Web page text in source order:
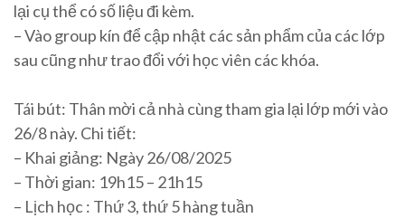
lại cụ thể có số liệu đi kèm.
– Vào group kín để cập nhật các sản phẩm của các lớp
sau cũng như trao đổi với học viên các khóa.
Tái bút: Thân mời cả nhà cùng tham gia lại lớp mới vào
26/8 này. Chi tiết:
– Khai giảng: Ngày 26/08/2025
– Thời gian: 19h15 – 21h15
– Lịch học : Thứ 3, thứ 5 hàng tuần